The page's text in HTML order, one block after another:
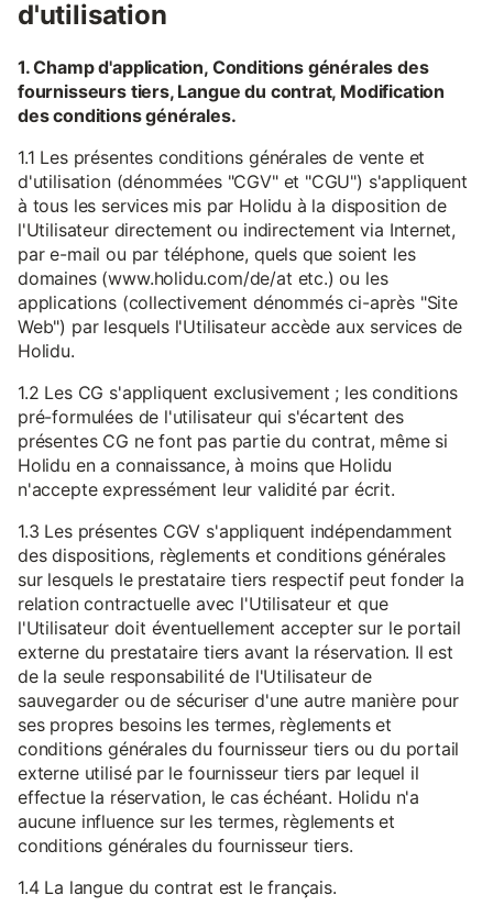
d'utilisation
1. Champ d'application, Conditions générales des
fournisseurs tiers, Langue du contrat, Modification
des conditions générales.
1.1 Les présentes conditions générales de vente et
d'utilisation (dénommées "CGV" et "CGU") s'appliquent
à tous les services mis par Holidu à la disposition de
l'Utilisateur directement ou indirectement via Internet,
par e-mail ou par téléphone, quels que soient les
domaines (www.holidu.com/de/at etc.) ou les
applications (collectivement dénommés ci-après "Site
Web") par lesquels l'Utilisateur accède aux services de
Holidu.
1.2 Les CG s'appliquent exclusivement ; les conditions
pré-formulées de l'utilisateur qui s'écartent des
présentes CG ne font pas partie du contrat, même si
Holidu en a connaissance, à moins que Holidu
n'accepte expressément leur validité par écrit.
1.3 Les présentes CGV s'appliquent indépendamment
des dispositions, règlements et conditions générales
sur lesquels le prestataire tiers respectif peut fonder la
relation contractuelle avec l'Utilisateur et que
l'Utilisateur doit éventuellement accepter sur le portail
externe du prestataire tiers avant la réservation. Il est
de la seule responsabilité de l'Utilisateur de
sauvegarder ou de sécuriser d'une autre manière pour
ses propres besoins les termes, règlements et
conditions générales du fournisseur tiers ou du portail
externe utilisé par le fournisseur tiers par lequel il
effectue la réservation, le cas échéant. Holidu n'a
aucune influence sur les termes, règlements et
conditions générales du fournisseur tiers.
1.4 La langue du contrat est le français.